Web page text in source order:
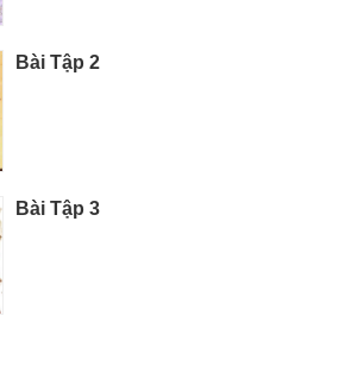
Bài Tập 2
Bài Tập 3